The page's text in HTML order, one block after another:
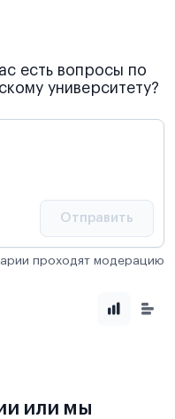
есть вопросы по
университету?
Отправить
проходят модерацию
или мы